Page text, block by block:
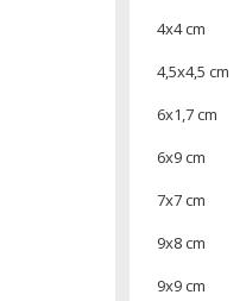
4x4 cm
4,5x4,5 cm
6x1,7 cm
6x9 cm
7x7 cm
9x8 cm
9x9 cm